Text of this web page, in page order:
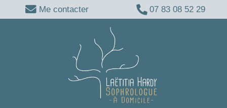
Me contacter 07 83 08 52 29